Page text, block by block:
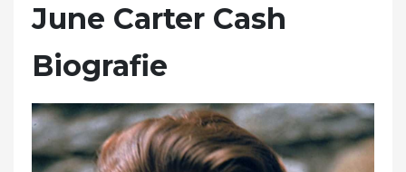
June Carter Cash
Biografie